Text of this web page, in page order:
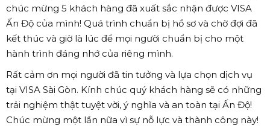
chúc mừng 5 khách hàng đã xuất sắc nhận được VISA
Ấn Độ của mình! Quá trình chuẩn bị hồ sơ và chờ đợi đã
kết thúc và giờ là lúc để mọi người chuẩn bị cho một
hành trình đáng nhớ của riêng mình.
Rất cảm ơn mọi người đã tin tưởng và lựa chọn dịch vụ
tại VISA Sài Gòn. Kính chúc quý khách hàng sẽ có những
trải nghiệm thật tuyệt vời, ý nghĩa và an toàn tại Ấn Độ!
Chúc mừng một lần nữa vì sự nỗ lực và thành công này!